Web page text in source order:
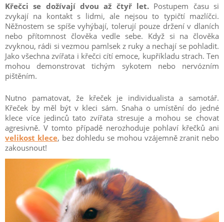
Křečci se dožívají dvou až čtyř let. Postupem času si
zvykají na kontakt s lidmi, ale nejsou to typičtí mazlíčci.
Něžnostem se spíše vyhýbají, tolerují pouze držení v dlaních
nebo přítomnost člověka vedle sebe. Když si na člověka
zvyknou, rádi si vezmou pamlsek z ruky a nechají se pohladit.
Jako všechna zvířata i křečci cítí emoce, kupříkladu strach. Ten
mohou demonstrovat tichým sykotem nebo nervózním
pištěním.
Nutno pamatovat, že křeček je individualista a samotář.
Křeček by měl být v kleci sám. Snaha o umístění do jedné
klece více jedinců tato zvířata stresuje a mohou se chovat
agresivně. V tomto případě nerozhoduje pohlaví křečků ani
velikost klece, bez dohledu se mohou vzájemně zranit nebo
zakousnout!